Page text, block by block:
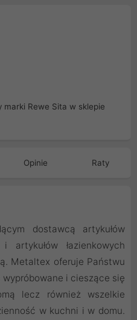
Opinie Raty
dostawcą artykułów
artykułów łazienkowych
Metaltex oferuje Państwu
i cieszące się
lecz również wszelkie
w kuchni i w domu.